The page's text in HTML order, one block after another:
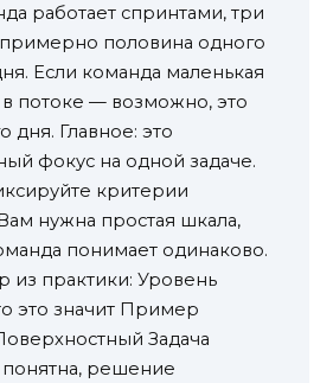
работает спринтами, три
половина одного
Если команда маленькая
потоке — возможно, это
дня. Главное: это
фокус на одной задаче.
критерии
нужна простая шкала,
понимает одинаково.
из практики: Уровень
это значит Пример
Задача
решение